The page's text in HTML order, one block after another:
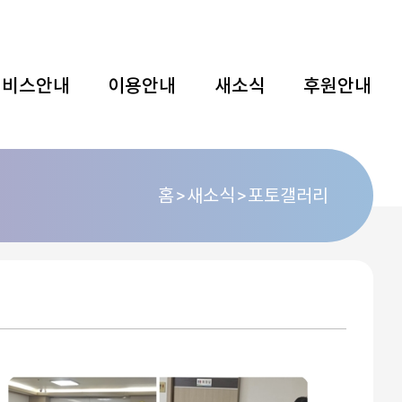
스안내 이용안내 새소식 후원안내
홈 새소식 포토갤러리